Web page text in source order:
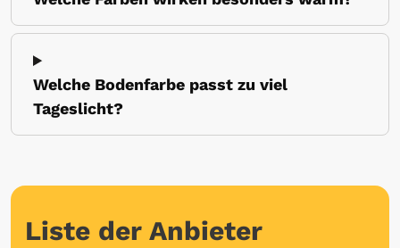
Welche Bodenfarbe passt zu viel
Tageslicht?
Liste der Anbieter